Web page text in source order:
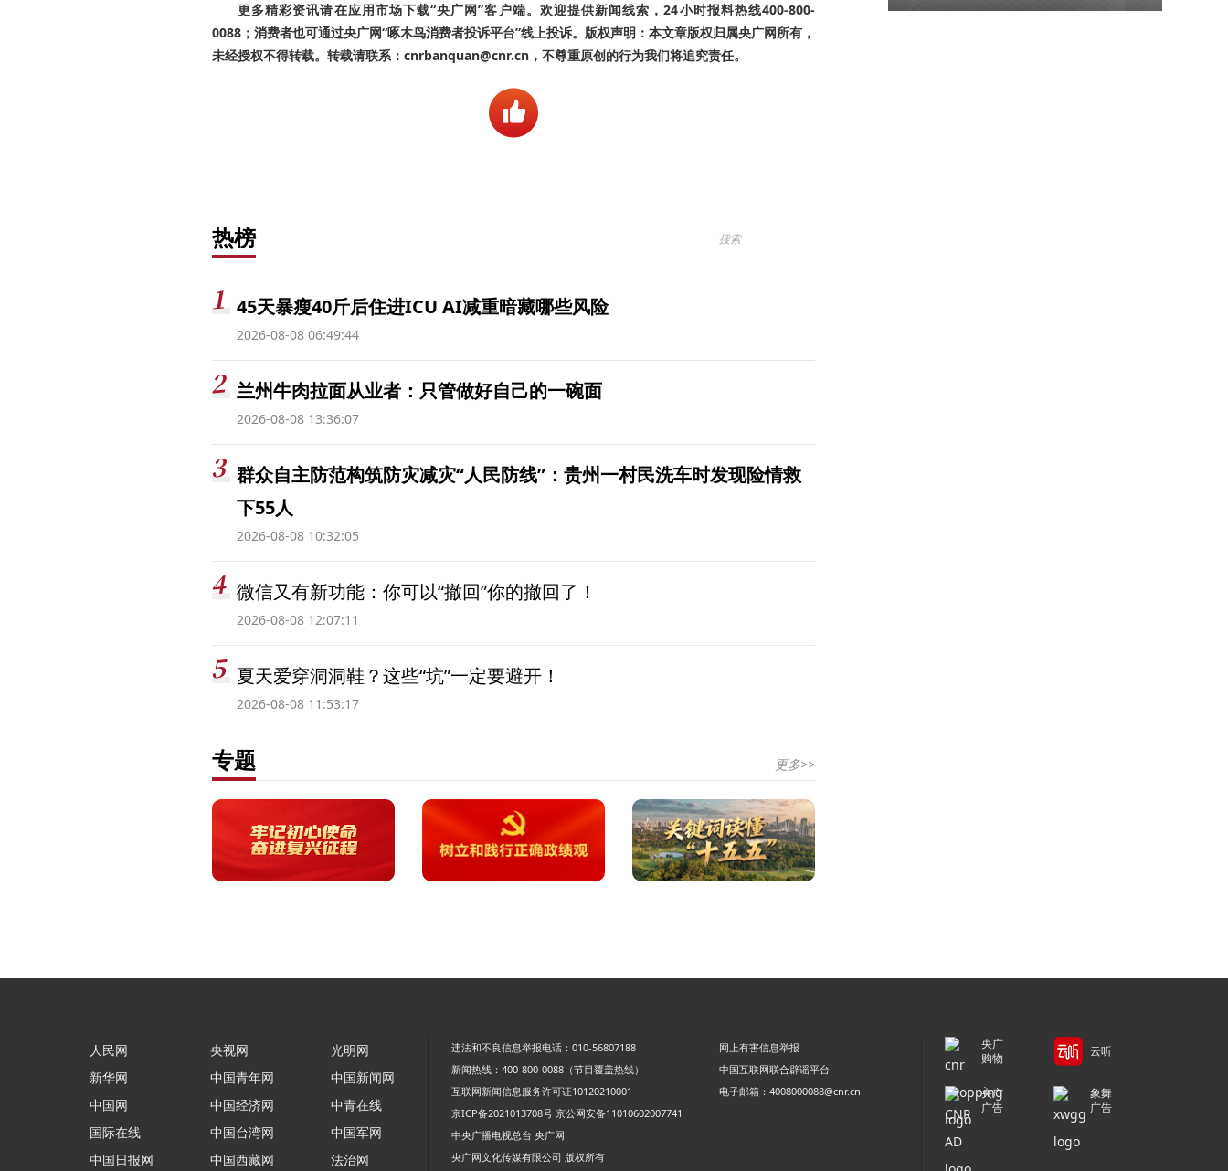
更多精彩资讯请在应用市场下载“央广网”客户端。欢迎提供新闻线索，24小时报料热线400-800-
0088；消费者也可通过央广网“啄木鸟消费者投诉平台”线上投诉。版权声明：本文章版权归属央广网所有，
未经授权不得转载。转载请联系：cnrbanquan@cnr.cn，不尊重原创的行为我们将追究责任。
热榜
45天暴瘦40斤后住进ICU AI减重暗藏哪些风险
2026-08-08 06:49:44
兰州牛肉拉面从业者：只管做好自己的一碗面
2026-08-08 13:36:07
群众自主防范构筑防灾减灾“人民防线”：贵州一村民洗车时发现险情救
下55人
2026-08-08 10:32:05
微信又有新功能：你可以“撤回”你的撤回了！
2026-08-08 12:07:11
夏天爱穿洞洞鞋？这些“坑”一定要避开！
2026-08-08 11:53:17
专题 更多>>
人民网
新华网
中国网
国际在线
中国日报网
央视网
中国青年网
中国经济网
中国台湾网
中国西藏网
光明网
中国新闻网
中青在线
中国军网
法治网
违法和不良信息举报电话：010-56807188
网上有害信息举报
新闻热线：400-800-0088（节目覆盖热线）
中国互联网联合辟谣平台
互联网新闻信息服务许可证10120210001
电子邮箱：4008000088@cnr.cn
京ICP备2021013708号 京公网安备11010602007741
中央广播电视总台 央广网
央广网文化传媒有限公司 版权所有
央广
购物
云听
央广
广告
象舞
广告